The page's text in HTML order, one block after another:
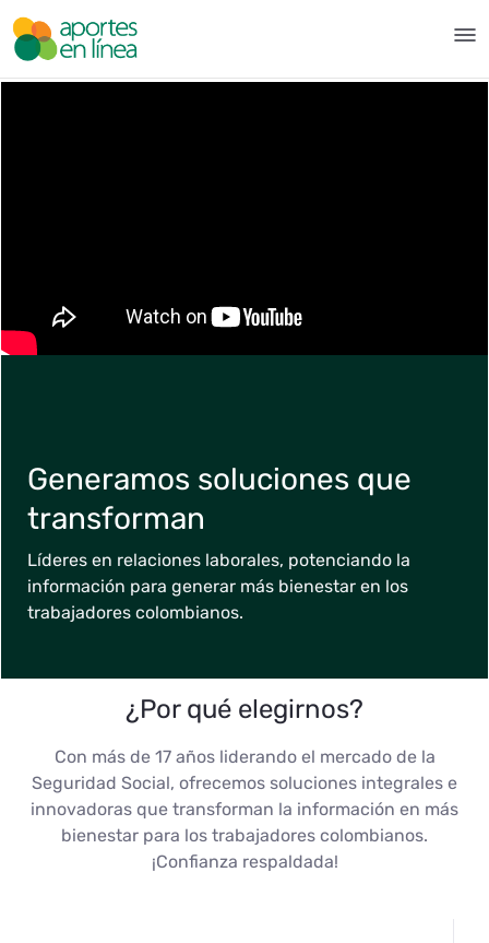
跳转到主内容
Generamos soluciones que
transforman
Líderes en relaciones laborales, potenciando la
información para generar más bienestar en los
trabajadores colombianos.
¿Por qué elegirnos?
Con más de 17 años liderando el mercado de la
Seguridad Social, ofrecemos soluciones integrales e
innovadoras que transforman la información en más
bienestar para los trabajadores colombianos.
¡Confianza respaldada!